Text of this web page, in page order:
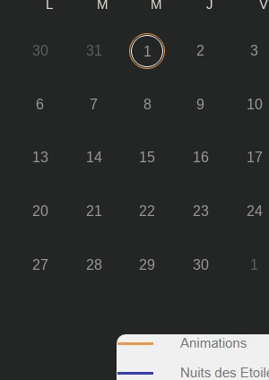
L M M J V
30 31 1 2 3
6 7 8 9 10
13 14 15 16 17
20 21 22 23 24
27 28 29 30 1